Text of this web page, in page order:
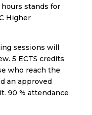
stands for
Higher
sessions will
5 ECTS credits
who reach the
an approved
90 % attendance